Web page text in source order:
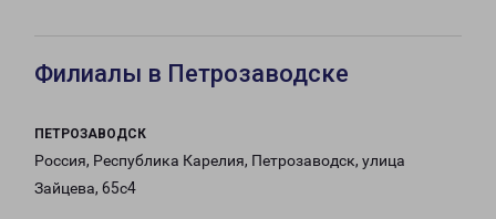
Филиалы в Петрозаводске
ПЕТРОЗАВОДСК
Россия, Республика Карелия, Петрозаводск, улица
Зайцева, 65с4